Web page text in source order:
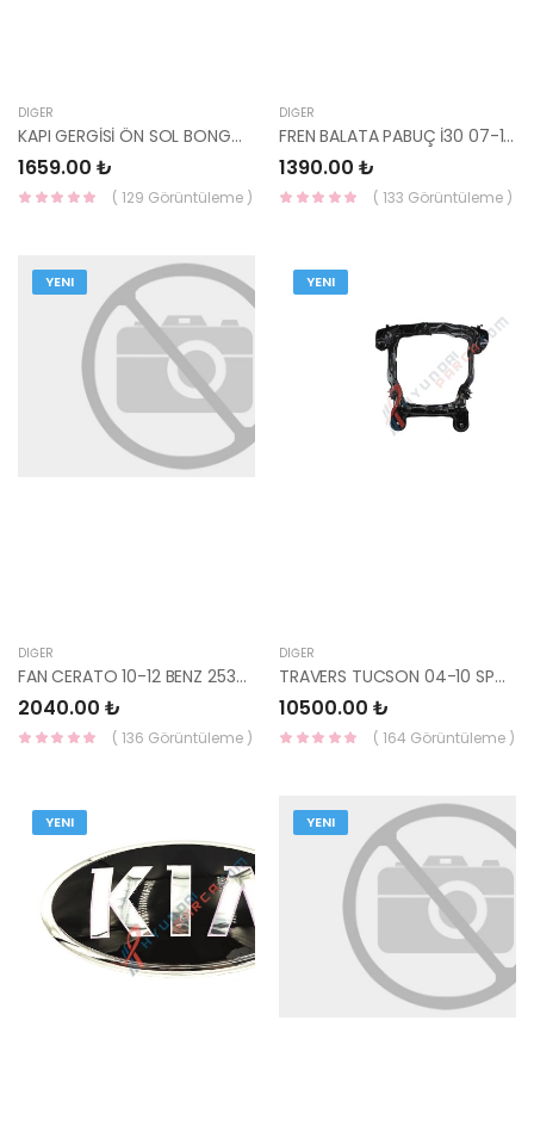
DIĞER
KAPI GERGİSİ ÖN SOL BONGO 79380-4E000-HMC
1659.00 ₺
( 129 Görüntüleme )
DIĞER
FREN BALATA PABUÇ İ30 07-11 CEED 08-12 SPORTAGE 08- İX35 10-15 / 58350-1HA00-YS
1390.00 ₺
( 133 Görüntüleme )
YENI
DIĞER
FAN CERATO 10-12 BENZ 25380-1M050-YS
2040.00 ₺
( 136 Görüntüleme )
YENI
DIĞER
TRAVERS TUCSON 04-10 SPORTAGE 05-10 ÖN 62405-2E000-YS
10500.00 ₺
( 164 Görüntüleme )
YENI YENI